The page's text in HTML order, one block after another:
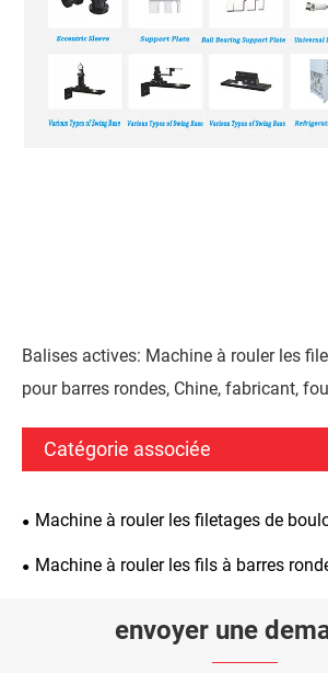
Balises actives: Machine à rouler les
pour barres rondes, Chine, fabricant,
Catégorie associée
Machine à rouler les filetages de
Machine à rouler les fils à barres
envoyer une